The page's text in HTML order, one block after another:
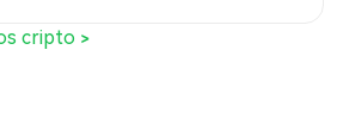
cripto >